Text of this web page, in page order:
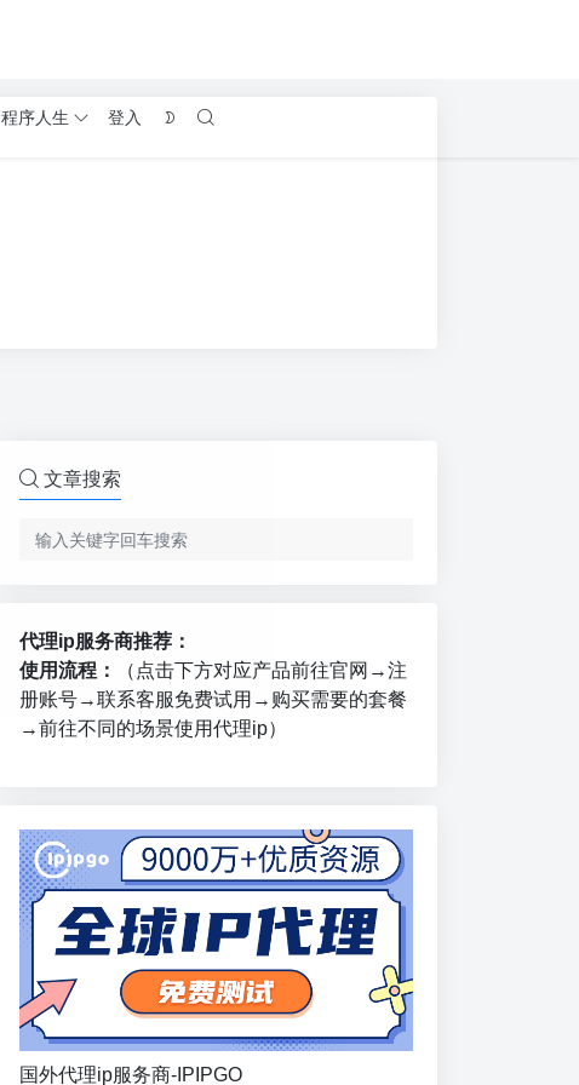
程序人生
登入
文章搜索
代理ip服务商推荐：
使用流程：
（点击下方对应产品前往官网→注
册账号→联系客服免费试用→购买需要的套餐
→前往不同的场景使用代理ip）
国外代理ip服务商-IPIPGO